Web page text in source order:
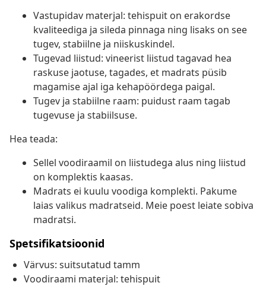
Vastupidav materjal: tehispuit on erakordse
kvaliteediga ja sileda pinnaga ning lisaks on see
tugev, stabiilne ja niiskuskindel.
Tugevad liistud: vineerist liistud tagavad hea
raskuse jaotuse, tagades, et madrats püsib
magamise ajal iga kehapöördega paigal.
Tugev ja stabiilne raam: puidust raam tagab
tugevuse ja stabiilsuse.
Hea teada:
Sellel voodiraamil on liistudega alus ning liistud
on komplektis kaasas.
Madrats ei kuulu voodiga komplekti. Pakume
laias valikus madratseid. Meie poest leiate sobiva
madratsi.
Spetsifikatsioonid
Värvus: suitsutatud tamm
Voodiraami materjal: tehispuit